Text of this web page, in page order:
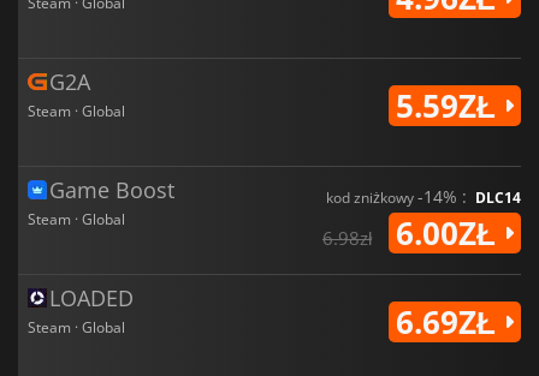
G2A
Steam · Global 5.59ZŁ
Game Boost
Steam · Global
kod zniżkowy-14% : DLC14
6.98zł 6.00ZŁ
LOADED
Steam · Global 6.69ZŁ